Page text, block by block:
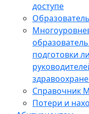
доступе
подготовки
Справочник
Потери и